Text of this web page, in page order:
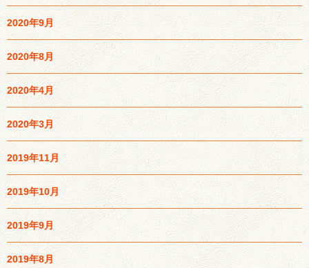
2020年9月
2020年8月
2020年4月
2020年3月
2019年11月
2019年10月
2019年9月
2019年8月